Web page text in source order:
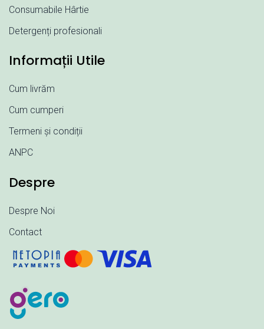
Consumabile Hârtie
Detergenți profesionali
Informații Utile
Cum livrăm
Cum cumperi
Termeni și condiții
ANPC
Despre
Despre Noi
Contact